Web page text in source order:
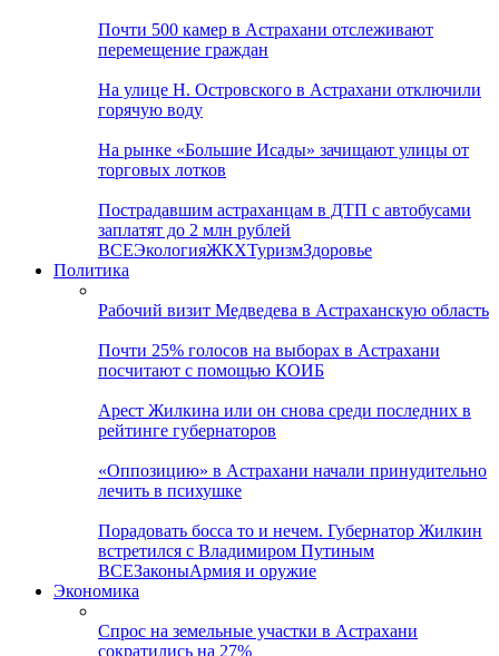
Почти 500 камер в Астрахани отслеживают
перемещение граждан
На улице Н. Островского в Астрахани отключили
горячую воду
На рынке «Большие Исады» зачищают улицы от
торговых лотков
Пострадавшим астраханцам в ДТП с автобусами
заплатят до 2 млн рублей
ВСЕЭкологияЖКХТуризмЗдоровье
Политика
Рабочий визит Медведева в Астраханскую область
Почти 25% голосов на выборах в Астрахани
посчитают с помощью КОИБ
Арест Жилкина или он снова среди последних в
рейтинге губернаторов
«Оппозицию» в Астрахани начали принудительно
лечить в психушке
Порадовать босса то и нечем. Губернатор Жилкин
встретился с Владимиром Путиным
ВСЕЗаконыАрмия и оружие
Экономика
Спрос на земельные участки в Астрахани
сократились на 27%